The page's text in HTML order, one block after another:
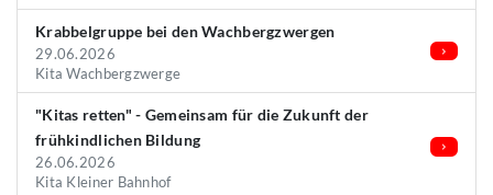
Krabbelgruppe bei den Wachbergzwergen
29.06.2026
Kita Wachbergzwerge
"Kitas retten" - Gemeinsam für die Zukunft der
frühkindlichen Bildung
26.06.2026
Kita Kleiner Bahnhof